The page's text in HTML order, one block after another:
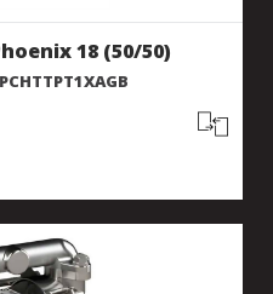
18 (50/50)